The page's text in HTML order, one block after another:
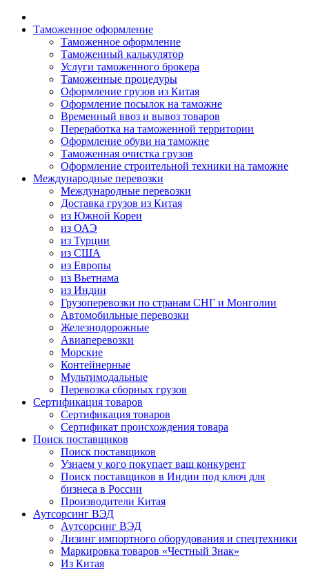
Таможенное оформление
Таможенное оформление
Таможенный калькулятор
Услуги таможенного брокера
Таможенные процедуры
Оформление грузов из Китая
Оформление посылок на таможне
Временный ввоз и вывоз товаров
Переработка на таможенной территории
Оформление обуви на таможне
Таможенная очистка грузов
Оформление строительной техники на таможне
Международные перевозки
Международные перевозки
Доставка грузов из Китая
из Южной Кореи
из ОАЭ
из Турции
из США
из Европы
из Вьетнама
из Индии
Грузоперевозки по странам СНГ и Монголии
Автомобильные перевозки
Железнодорожные
Авиаперевозки
Морские
Контейнерные
Мультимодальные
Перевозка сборных грузов
Сертификация товаров
Сертификация товаров
Сертификат происхождения товара
Поиск поставщиков
Поиск поставщиков
Узнаем у кого покупает ваш конкурент
Поиск поставщиков в Индии под ключ для
бизнеса в России
Производители Китая
Аутсорсинг ВЭД
Аутсорсинг ВЭД
Лизинг импортного оборудования и спецтехники
Маркировка товаров «Честный Знак»
Из Китая